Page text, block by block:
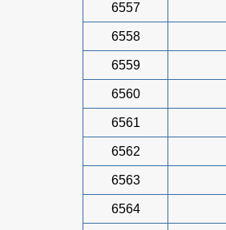
6557
6558
6559
6560
6561
6562
6563
6564